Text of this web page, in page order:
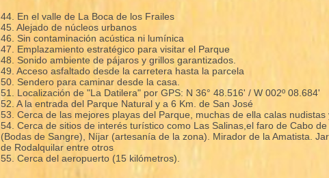
44. En el valle de La Boca de los Frailes
45. Alejado de núcleos urbanos
46. Sin contaminación acústica ni lumínica
47. Emplazamiento estratégico para visitar el Parque
48. Sonido ambiente de pájaros y grillos garantizados.
49. Acceso asfaltado desde la carretera hasta la parcela
50. Sendero para caminar desde la casa.
51. Localización de "La Datilera" por GPS: N 36° 48.516' / W 002º 08.684'
52. A la entrada del Parque Natural y a 6 Km. de San José
53. Cerca de las mejores playas del Parque, muchas de ella calas nudistas
54. Cerca de sitios de interés turístico como Las Salinas,el faro de Cabo
(Bodas de Sangre), Níjar (artesanía de la zona). Mirador de la Amatista.
de Rodalquilar entre otros
55. Cerca del aeropuerto (15 kilómetros).